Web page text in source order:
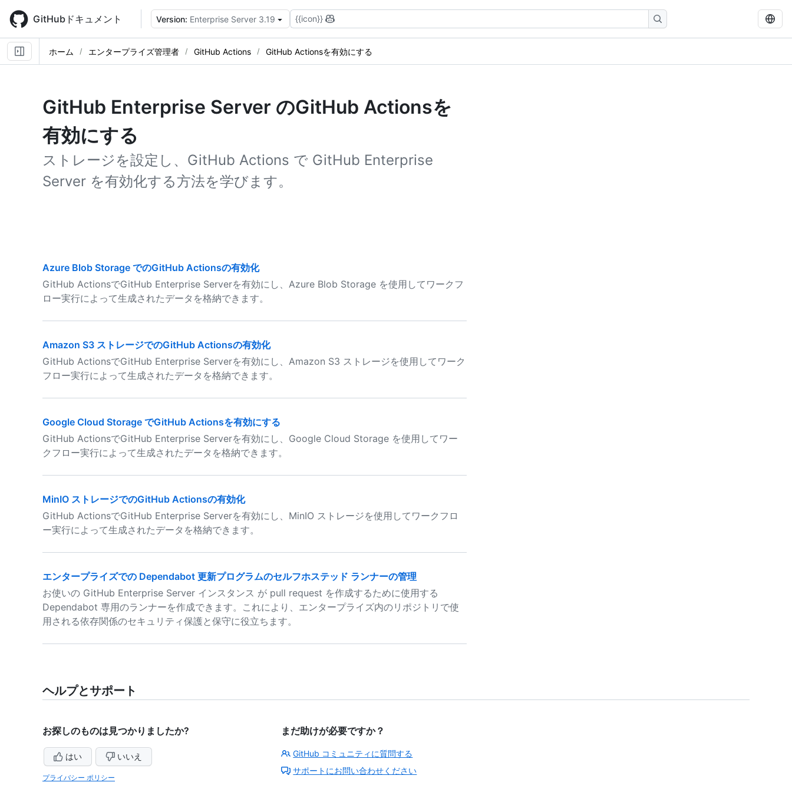
main
content
GitHubドキュメント Version: Enterprise Server 3.19 {{icon}}
ホーム エンタープライズ管理者 GitHub Actions GitHub Actionsを有効にする
GitHub Enterprise Server のGitHub Actionsを
有効にする
ストレージを設定し、GitHub Actions で GitHub Enterprise
Server を有効化する方法を学びます。
Azure Blob Storage でのGitHub Actionsの有効化
GitHub ActionsでGitHub Enterprise Serverを有効にし、Azure Blob Storage を使用してワークフ
ロー実行によって生成されたデータを格納できます。
Amazon S3 ストレージでのGitHub Actionsの有効化
GitHub ActionsでGitHub Enterprise Serverを有効にし、Amazon S3 ストレージを使用してワーク
フロー実行によって生成されたデータを格納できます。
Google Cloud Storage でGitHub Actionsを有効にする
GitHub ActionsでGitHub Enterprise Serverを有効にし、Google Cloud Storage を使用してワー
クフロー実行によって生成されたデータを格納できます。
MinIO ストレージでのGitHub Actionsの有効化
GitHub ActionsでGitHub Enterprise Serverを有効にし、MinIO ストレージを使用してワークフロ
ー実行によって生成されたデータを格納できます。
エンタープライズでの Dependabot 更新プログラムのセルフホステッド ランナーの管理
お使いの GitHub Enterprise Server インスタンス が pull request を作成するために使用する
Dependabot 専用のランナーを作成できます。これにより、エンタープライズ内のリポジトリで使
用される依存関係のセキュリティ保護と保守に役立ちます。
ヘルプとサポート
お探しのものは見つかりましたか?
はい いいえ
プライバシー ポリシー
まだ助けが必要ですか？
GitHub コミュニティに質問する
サポートにお問い合わせください